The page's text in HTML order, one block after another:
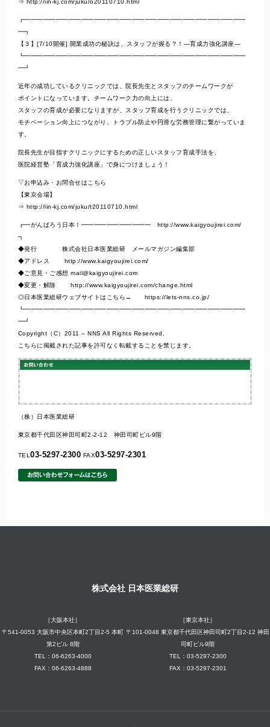
⇒ http://iin-kj.com/juku/o20110710.html
┏━━━━━━━━━━━━━━━━━━━━━━━━━━━━━━━━━━━
━┓
【３】[7/10開催] 開業成功の秘訣は、スタッフが握る？！―育成力強化講座―
┗━━━━━━━━━━━━━━━━━━━━━━━━━━━━━━━━━━━
━┛
近年の成功しているクリニックでは、院長先生とスタッフのチームワークが
ポイントになっています。チームワーク力の向上には、
スタッフの育成が必要になりますが、スタッフ育成を行うクリニックでは、
モチベーション向上につながり、トラブル防止や円滑な労務管理に繋がっていま
す。
院長先生が目指すクリニックにするための正しいスタッフ育成手法を、
医院経営塾「育成力強化講座」で身につけましょう！
▽お申込み・お問合せはこちら
【東京会場】
⇒ http://iin-kj.com/juku/t20110710.html
┏━がんばろう日本！━━━━━━━━━━━ http://www.kaigyoujirei.com/
┓
◆発行 株式会社日本医業総研 メールマガジン編集部
◆アドレス http://www.kaigyoujirei.com/
◆ご意見・ご感想mail@kaigyoujirei.com
◆変更・解除 http://www.kaigyoujirei.com/change.html
◎日本医業総研ウェブサイトはこちら→ https://lets-nns.co.jp/
┗━━━━━━━━━━━━━━━━━━━━━━━━━━━━━━━━━━━
━┛
Copyright（C）2011 – NNS All Rights Reserved.
こちらに掲載された記事を許可なく転載することを禁じます。
（株）日本医業総研
東京都千代田区神田司町2-2-12 神田司町ビル9階
TEL03-5297-2300 FAX03-5297-2301
株式会社 日本医業総研
［大阪本社］
〒541-0053 大阪市中央区本町2丁目2-5 本町
第2ビル 8階
TEL：06-6263-4000
FAX：06-6263-4888
［東京本社］
〒101-0048 東京都千代田区神田司町2丁目2-12 神田
司町ビル9階
TEL：03-5297-2300
FAX：03-5297-2301